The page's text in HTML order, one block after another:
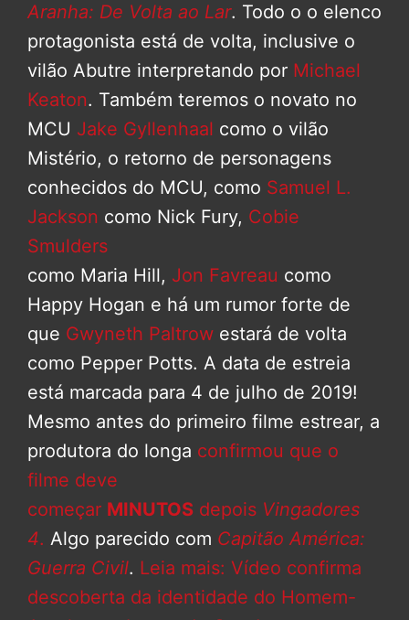
Aranha: De Volta ao Lar. Todo o o elenco
protagonista está de volta, inclusive o
vilão Abutre interpretando por Michael
Keaton. Também teremos o novato no
MCU Jake Gyllenhaal como o vilão
Mistério, o retorno de personagens
conhecidos do MCU, como Samuel L.
Jackson como Nick Fury, Cobie
Smulders
como Maria Hill, Jon Favreau como
Happy Hogan e há um rumor forte de
que Gwyneth Paltrow estará de volta
como Pepper Potts. A data de estreia
está marcada para 4 de julho de 2019!
Mesmo antes do primeiro filme estrear, a
produtora do longa confirmou que o
filme deve
começar MINUTOS depois Vingadores
4. Algo parecido com Capitão América:
Guerra Civil. Leia mais: Vídeo confirma
descoberta da identidade do Homem-